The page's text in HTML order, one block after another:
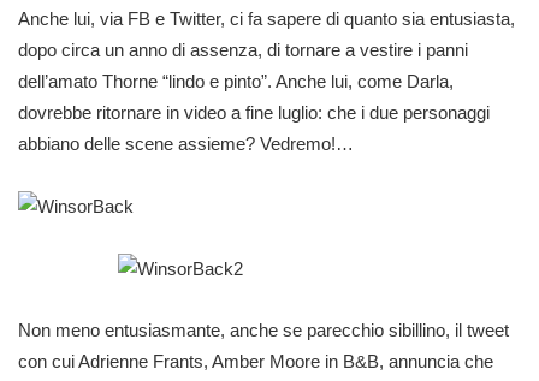
Anche lui, via FB e Twitter, ci fa sapere di quanto sia entusiasta,
dopo circa un anno di assenza, di tornare a vestire i panni
dell’amato Thorne “lindo e pinto”. Anche lui, come Darla,
dovrebbe ritornare in video a fine luglio: che i due personaggi
abbiano delle scene assieme? Vedremo!…
Non meno entusiasmante, anche se parecchio sibillino, il tweet
con cui Adrienne Frants, Amber Moore in B&B, annuncia che